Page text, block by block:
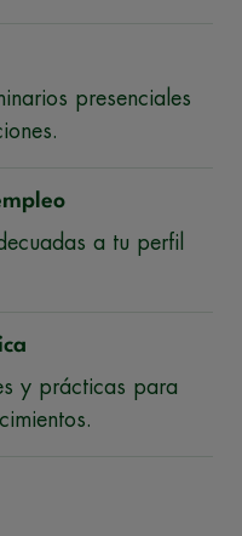
presenciales
a tu perfil
y prácticas para